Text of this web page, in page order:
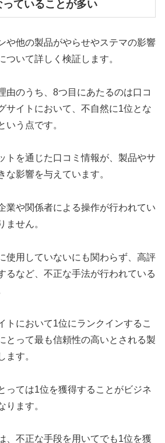
ていることが多い
や他の製品がやらせやステマの影響
ついて詳しく検証します。
由のうち、8つ目にあたるのは口コ
サイトにおいて、不自然に1位とな
いう点です。
トを通じた口コミ情報が、製品やサ
な影響を与えています。
業や関係者による操作が行われてい
ません。
使用していないにも関わらず、高評
るなど、不正な手法が行われている
トにおいて1位にランクインするこ
とって最も信頼性の高いとされる製
ます。
っては1位を獲得することがビジネ
ります。
、不正な手段を用いてでも1位を獲